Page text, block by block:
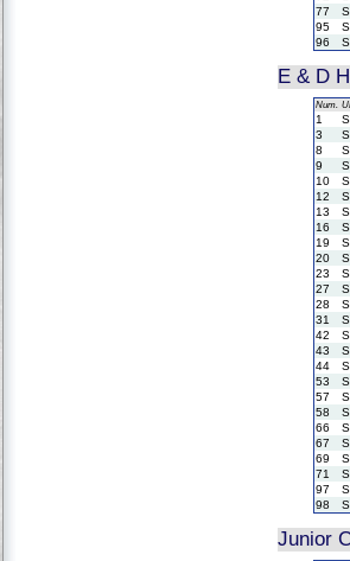
77
95
96
E & D
Num.
1
3
8
9
10
12
13
16
19
20
23
27
28
31
42
43
44
53
57
58
66
67
69
71
97
98
Junior